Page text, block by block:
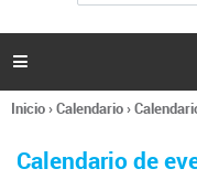
l
s

Se
usted
Inicio›Calendario›
Calendario de